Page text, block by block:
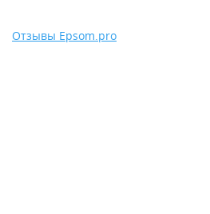
Отзывы Epsom.pro